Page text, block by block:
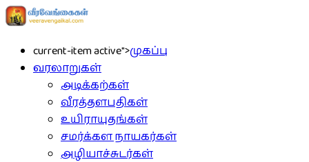
current-item active">முகப்பு
வரலாறுகள்
அடிக்கற்கள்
வீரத்தளபதிகள்
உயிராயுதங்கள்
சமர்க்கள நாயகர்கள்
அழியாச்சுடர்கள்